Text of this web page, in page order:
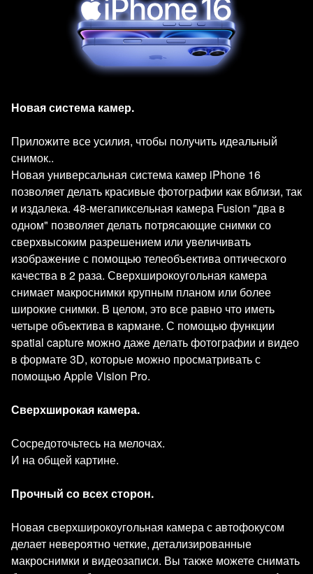
Новая система камер.
Приложите все усилия, чтобы получить идеальный
снимок..
Новая универсальная система камер iPhone 16
позволяет делать красивые фотографии как вблизи, так
и издалека. 48-мегапиксельная камера Fusion "два в
одном" позволяет делать потрясающие снимки со
сверхвысоким разрешением или увеличивать
изображение с помощью телеобъектива оптического
качества в 2 раза. Сверхширокоугольная камера
снимает макроснимки крупным планом или более
широкие снимки. В целом, это все равно что иметь
четыре объектива в кармане. С помощью функции
spatial capture можно даже делать фотографии и видео
в формате 3D, которые можно просматривать с
помощью Apple Vision Pro.
Сверхширокая камера.
Сосредоточьтесь на мелочах.
И на общей картине.
Прочный со всех сторон.
Новая сверхширокоугольная камера с автофокусом
делает невероятно четкие, детализированные
макроснимки и видеозаписи. Вы также можете снимать